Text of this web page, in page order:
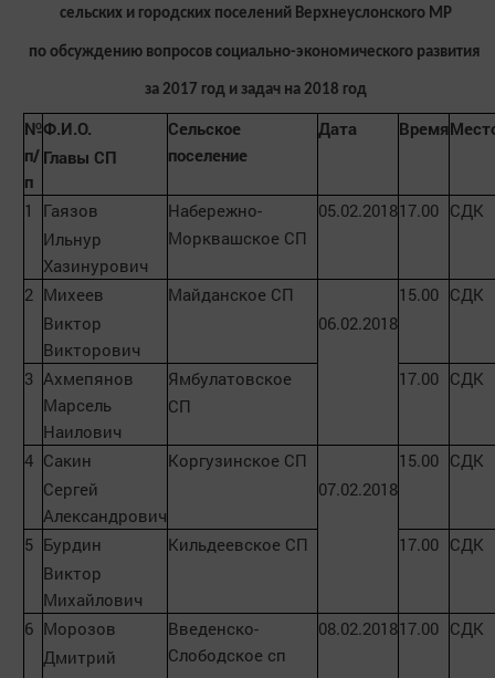
сельских и городских поселений Верхнеуслонского МР
по обсуждению вопросов социально-экономического развития
за 2017 год и задач на 2018 год
№
п/
п
Ф.И.О.
Главы СП
Сельское
поселение
Дата Время
1
Гаязов
Ильнур
Хазинурович
Набережно-
Морквашское СП
05.02.201817.00 СДК
2 Михеев
Виктор
Викторович
Майданское СП
06.02.2018
15.00 СДК
3 Ахмепянов
Марсель
Наилович
Ямбулатовское
СП
17.00 СДК
4 Сакин
Сергей
Александрович
Коргузинское СП
07.02.2018
15.00 СДК
5 Бурдин
Виктор
Михайлович
Кильдеевское СП 17.00 СДК
6 Морозов
Дмитрий
Введенско-
Слободское сп
08.02.201817.00 СДК